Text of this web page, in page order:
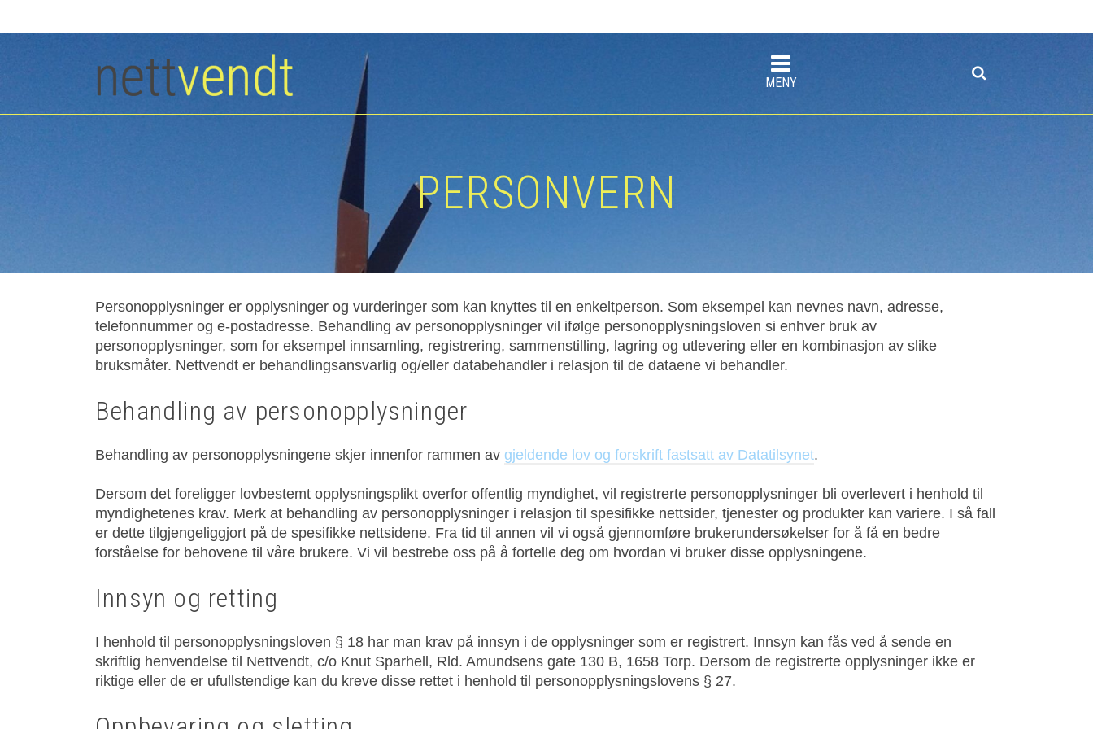
MENY
PERSONVERN
Personopplysninger er opplysninger og vurderinger som kan knyttes til en enkeltperson. Som eksempel kan nevnes navn, adresse,
telefonnummer og e-postadresse. Behandling av personopplysninger vil ifølge personopplysningsloven si enhver bruk av
personopplysninger, som for eksempel innsamling, registrering, sammenstilling, lagring og utlevering eller en kombinasjon av slike
bruksmåter. Nettvendt er behandlingsansvarlig og/eller databehandler i relasjon til de dataene vi behandler.
Behandling av personopplysninger
Behandling av personopplysningene skjer innenfor rammen av gjeldende lov og forskrift fastsatt av Datatilsynet.
Dersom det foreligger lovbestemt opplysningsplikt overfor offentlig myndighet, vil registrerte personopplysninger bli overlevert i henhold til
myndighetenes krav. Merk at behandling av personopplysninger i relasjon til spesifikke nettsider, tjenester og produkter kan variere. I så fall
er dette tilgjengeliggjort på de spesifikke nettsidene. Fra tid til annen vil vi også gjennomføre brukerundersøkelser for å få en bedre
forståelse for behovene til våre brukere. Vi vil bestrebe oss på å fortelle deg om hvordan vi bruker disse opplysningene.
Innsyn og retting
I henhold til personopplysningsloven § 18 har man krav på innsyn i de opplysninger som er registrert. Innsyn kan fås ved å sende en
skriftlig henvendelse til Nettvendt, c/o Knut Sparhell, Rld. Amundsens gate 130 B, 1658 Torp. Dersom de registrerte opplysninger ikke er
riktige eller de er ufullstendige kan du kreve disse rettet i henhold til personopplysningslovens § 27.